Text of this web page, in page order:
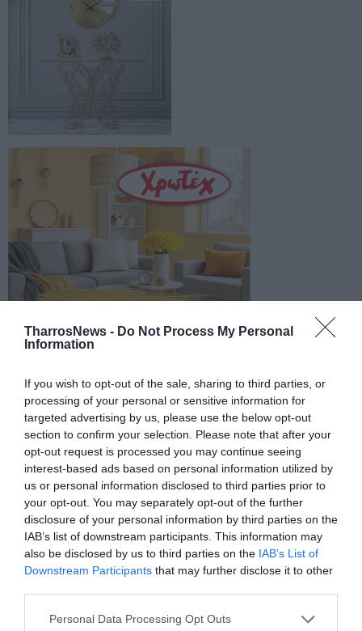
TharrosNews - Do Not Process My Personal
Information
If you wish to opt-out of the sale, sharing to third parties, or
processing of your personal or sensitive information for
targeted advertising by us, please use the below opt-out
section to confirm your selection. Please note that after your
opt-out request is processed you may continue seeing
interest-based ads based on personal information utilized by
us or personal information disclosed to third parties prior to
your opt-out. You may separately opt-out of the further
disclosure of your personal information by third parties on the
IAB’s list of downstream participants. This information may
also be disclosed by us to third parties on the IAB’s List of
Downstream Participants that may further disclose it to other
Personal Data Processing Opt Outs